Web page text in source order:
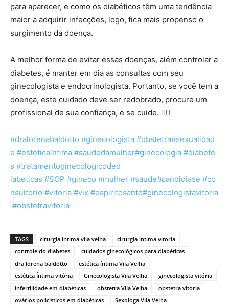
para aparecer, e como os diabéticos têm uma tendência
maior a adquirir infecções, logo, fica mais propenso o
surgimento da doença.
A melhor forma de evitar essas doenças, além controlar a
diabetes, é manter em dia as consultas com seu
ginecologista e endocrinologista. Portanto, se você tem a
doença, este cuidado deve ser redobrado, procure um
profissional de sua confiança, e se cuide. 👩‍⚕️
#dralorenabaldotto #ginecologista #obstetra#sexualidad
e #esteticaintima #saudedamulher#ginecologia #diabete
s #tratamentoginecologicoded
iabeticas #SOP #gineco #mulher #saude#candidiase #co
nsultorio #vitoria #vix #espiritosanto#ginecologistavitoria
#obstetravitoria
TAGS cirurgia intima vila velha
cirurgia intima vitoria
controle do diabetes
cuidados ginecológicos para diabéticas
dra lorena baldotto
estética íntima Vila Velha
estética Íntima vitória
Ginecologista Vila Velha
ginecologista vitória
infertilidade em diabéticas
obstetra Vila Velha
obstetra vitória
ovários policísticos em diabéticas
Sexologa Vila Velha